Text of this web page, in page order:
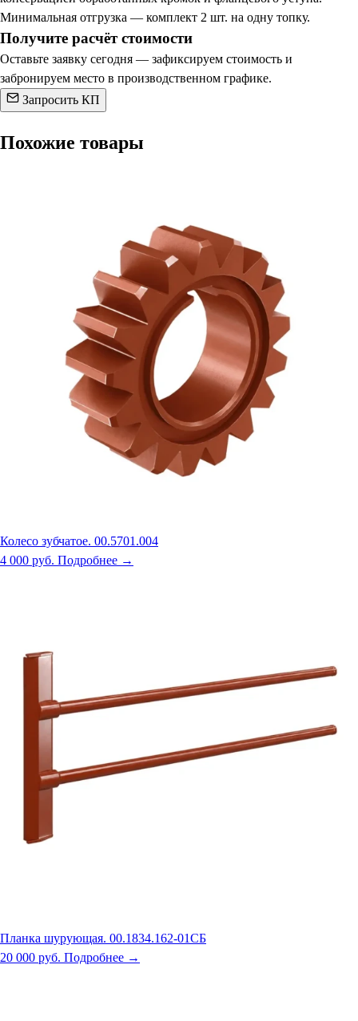
Минимальная отгрузка — комплект 2 шт. на одну топку.
Получите расчёт стоимости
Оставьте заявку сегодня — зафиксируем стоимость и
забронируем место в производственном графике.
Запросить КП
Похожие товары
Колесо зубчатое. 00.5701.004
4 000 руб. Подробнее →
Планка шурующая. 00.1834.162-01СБ
20 000 руб. Подробнее →